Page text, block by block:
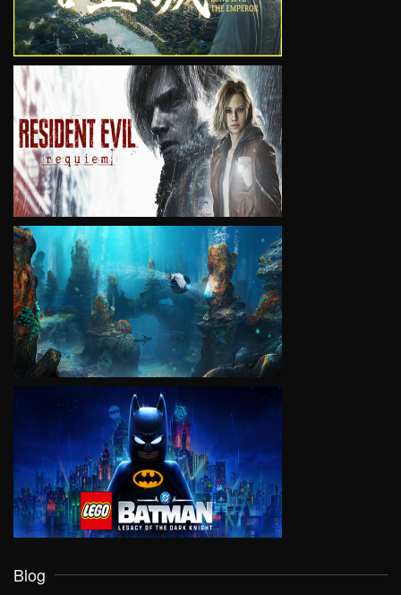
VIEW
VIEW
VIEW
Blog